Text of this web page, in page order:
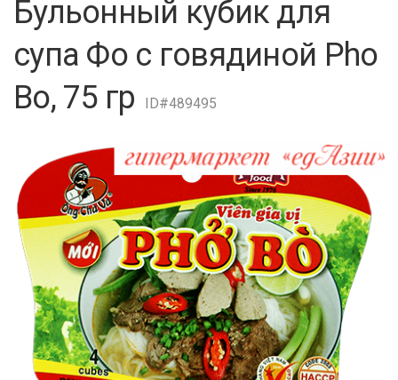
Бульонный кубик для
супа Фо с говядиной Pho
Bo, 75 гр
ID#489495